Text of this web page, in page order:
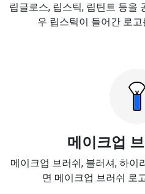
립글로스, 립스틱, 립틴트 등을
우 립스틱이 들어간 로
메이크업
메이크업 브러쉬, 블러셔, 하이
면 메이크업 브러쉬 로